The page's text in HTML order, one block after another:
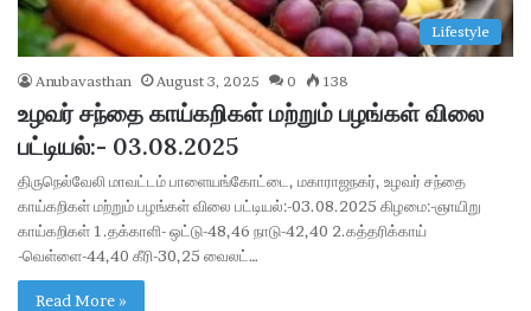
Lifestyle
Anubavasthan August 3, 2025 0 138
உழவர் சந்தை காய்கறிகள் மற்றும் பழங்கள் விலை
பட்டியல்:- 03.08.2025
திருநெல்வேலி மாவட்டம் பாளையங்கோட்டை, மகாராஜநகர், உழவர் சந்தை
காய்கறிகள் மற்றும் பழங்கள் விலை பட்டியல்:-03.08.2025 கிழமை:-ஞாயிறு
காய்கறிகள் 1.தக்காளி- ஒட்டு-48,46 நாடு-42,40 2.கத்தரிக்காய்
-வெள்ளை-44,40 கீரி-30,25 வைலட்…
Read More »